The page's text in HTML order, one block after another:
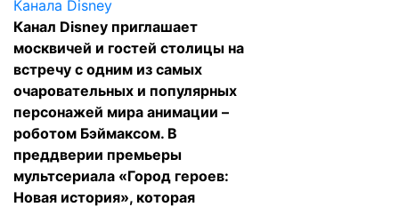
Канал Disney приглашает
москвичей и гостей столицы на
встречу с одним из самых
очаровательных и популярных
персонажей мира анимации –
роботом Бэймаксом. В
преддверии премьеры
мультсериала «Город героев:
Новая история», которая